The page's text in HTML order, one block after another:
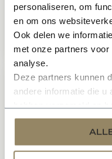
personaliseren, om
en om ons
Ook delen we
met onze partners
analyse.
Deze partners kunnen
andere informatie die u
services.
78,50Per stuk
Te